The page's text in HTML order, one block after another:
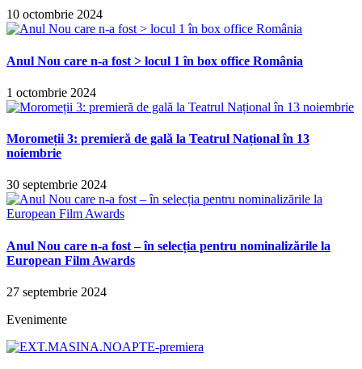
10 octombrie 2024
Anul Nou care n-a fost > locul 1 în box office România
1 octombrie 2024
Moromeții 3: premieră de gală la Teatrul Național în 13
noiembrie
30 septembrie 2024
Anul Nou care n-a fost – în selecția pentru nominalizările la
European Film Awards
27 septembrie 2024
Evenimente